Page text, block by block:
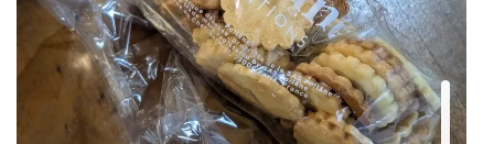
当サイト限定クーポン
フランスボックスについ
て